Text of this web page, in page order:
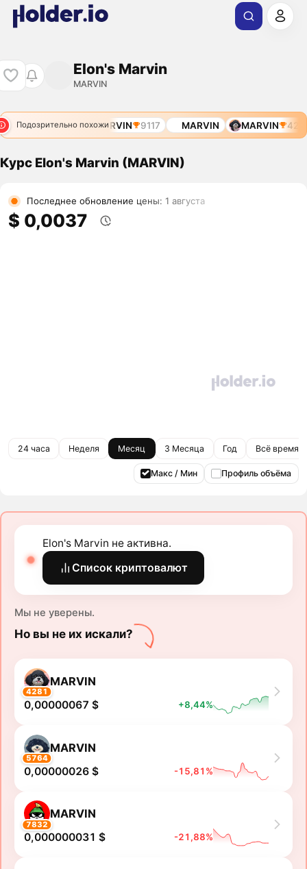
Elon's Marvin
MARVIN
Подозрительно похожи
7832 MARVIN 9117 MARVIN MARVIN 4281
Курс Elon's Marvin (MARVIN)
Последнее обновление цены: 1 августа
$ 0,0037
24 часа Неделя Месяц 3 Месяца Год Всё время
Макс / Мин Профиль объёма
Elon's Marvin не активна.
Список криптовалют
Мы не уверены.
Но вы не их искали?
4281
MARVIN
0,00000067 $ +8,44%
5764
MARVIN
0,00000026 $ -15,81%
7832
MARVIN
0,000000031 $ -21,88%